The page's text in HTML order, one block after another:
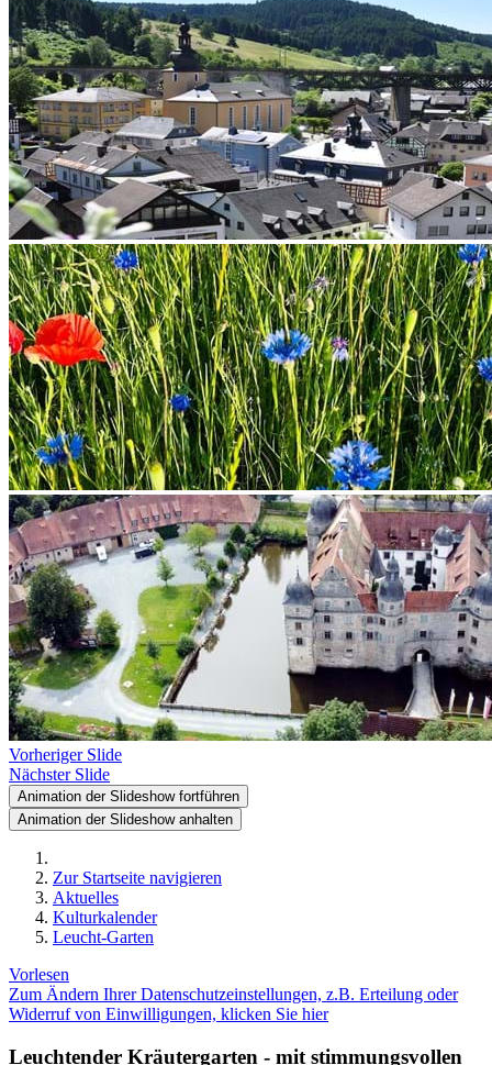
Vorheriger Slide
Nächster Slide
Animation der Slideshow fortführen
Animation der Slideshow anhalten
Zur Startseite navigieren
Aktuelles
Kulturkalender
Leucht-Garten
Vorlesen
Zum Ändern Ihrer Datenschutzeinstellungen, z.B. Erteilung oder
Widerruf von Einwilligungen, klicken Sie hier
Leuchtender Kräutergarten - mit stimmungsvollen